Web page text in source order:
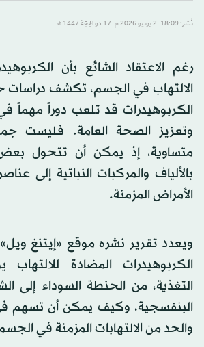
نُشر: 18:09-2 يونيو 2026 م ـ 17 ذو الحِجّة 1447 هـ
رغم الاعتقاد الشائع بأن
الالتهاب في الجسم، تكشف دراسات
الكربوهيدرات قد تلعب دوراً مهماً في
وتعزيز الصحة العامة. فليست
متساوية، إذ يمكن أن تتحول بعض
بالألياف والمركبات النباتية إلى
الأمراض المزمنة.
ويعدد تقرير نشره موقع «إيتنغ
الكربوهيدرات المضادة
التغذية، من الحنطة السوداء إلى
البنفسجية، وكيف يمكن أن تسهم
والحد من الالتهابات المزمنة في